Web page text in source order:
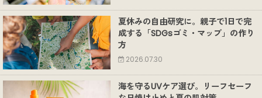
夏休みの自由研究に。親子で1日で完
成する「SDGsゴミ・マップ」の作り
方
2026.07.30
海を守るUVケア選び。リーフセーフ